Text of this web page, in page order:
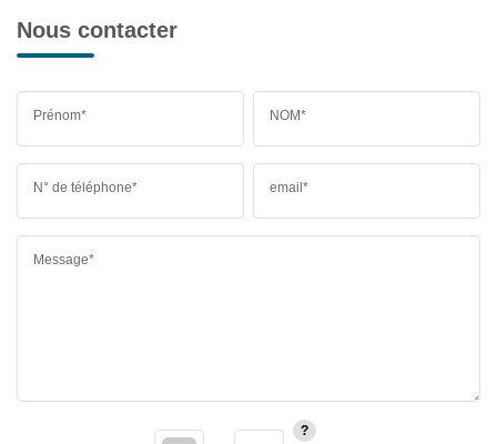
Nous contacter
Prénom* NOM*
N° de téléphone* email*
Message*